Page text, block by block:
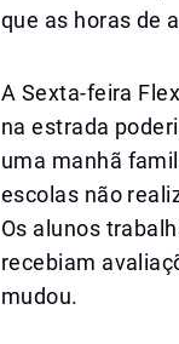
que as horas de
A Sexta-feira
na estrada
uma manhã
escolas não
Os alunos
recebiam
mudou.